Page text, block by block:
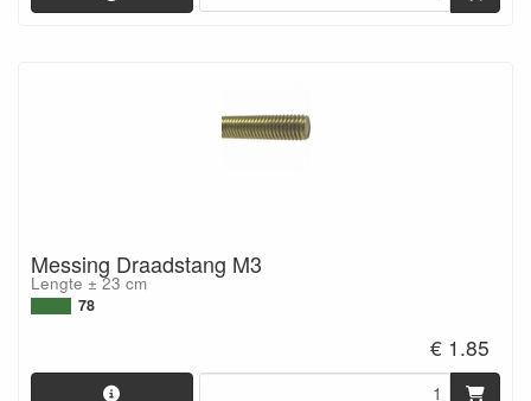
Messing Draadstang M3
Lengte ± 23 cm
78
€ 1.85